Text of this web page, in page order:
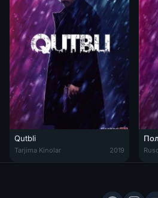
Qutbli
Qutbli Uzbek tilida 2020 O'zbek tarjima
Tarjima Kinolar 2019